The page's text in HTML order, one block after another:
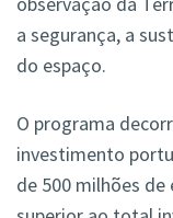
a segurança, a
do espaço.
O programa
investimento
de 500 milhões de